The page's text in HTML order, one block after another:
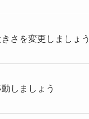
さを変更しましょう
しましょう